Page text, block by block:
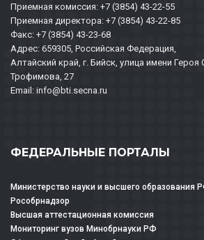
Приемная комиссия: +7 (3854) 43-22-55
Приемная директора: +7 (3854) 43-22-85
Факс: +7 (3854) 43-23-68
Адрес: 659305, Российская Федерация,
Алтайский край, г. Бийск, улица имени
Трофимова, 27
Email: info@bti.secna.ru
ФЕДЕРАЛЬНЫЕ ПОРТАЛЫ
Министерство науки и высшего образования
Рособрнадзор
Высшая аттестационная комиссия
Мониторинг вузов Минобрнауки РФ